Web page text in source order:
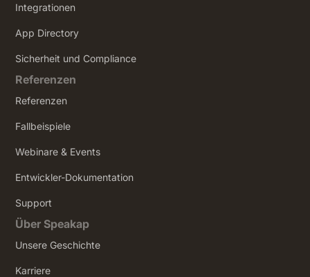
Integrationen
App Directory
Sicherheit und Compliance
Referenzen
Referenzen
Fallbeispiele
Webinare & Events
Entwickler-Dokumentation
Support
Über Speakap
Unsere Geschichte
Karriere